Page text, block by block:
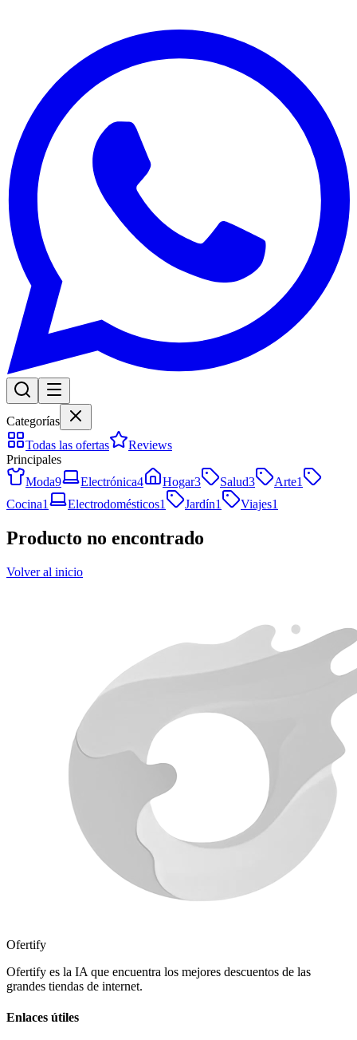
Categorías
Todas las ofertas
Reviews
Principales
Moda9 Electrónica4 Hogar3 Salud3 Arte1
Cocina1 Electrodomésticos1 Jardín1 Viajes1
Producto no encontrado
Volver al inicio
Ofertify
Ofertify es la IA que encuentra los mejores descuentos de las
grandes tiendas de internet.
Enlaces útiles